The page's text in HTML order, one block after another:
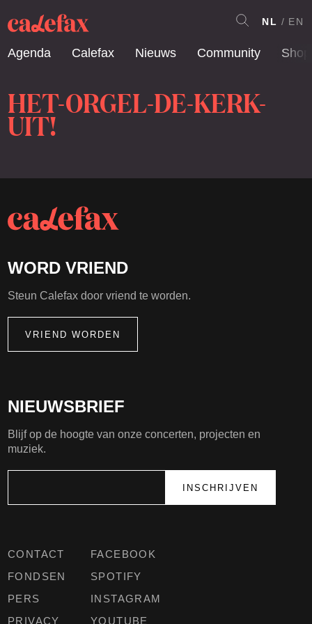
Agenda Calefax Nieuws Community Shop
NL EN
HET-ORGEL-DE-KERK-
UIT!
CONTACT
FONDSEN
PERS
PRIVACY
FACEBOOK
SPOTIFY
INSTAGRAM
YOUTUBE
NIEUWSBRIEF
Blijf op de hoogte van onze concerten, projecten en
muziek.
WORD VRIEND
Steun Calefax door vriend te worden.
VRIEND WORDEN